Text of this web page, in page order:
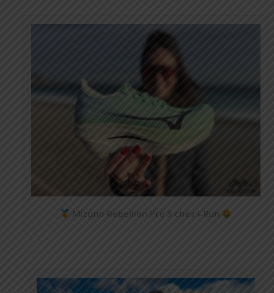
Mizuno Rebellion Pro 3 chez i-Run